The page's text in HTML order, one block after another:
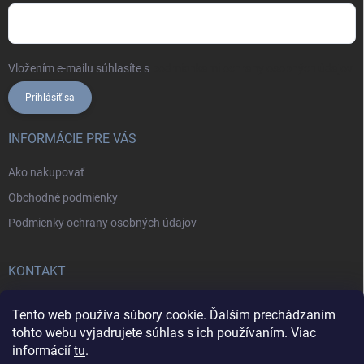
Tento web používa súbory cookie. Ďalším prechádzaním
tohto webu vyjadrujete súhlas s ich používaním. Viac
informácií tu.
Vložením e-mailu súhlasíte s
Prihlásiť sa
INFORMÁCIE PRE VÁS
Ako nakupovať
Obchodné podmienky
Podmienky ochrany osobných údajov
KONTAKT
+421902787857